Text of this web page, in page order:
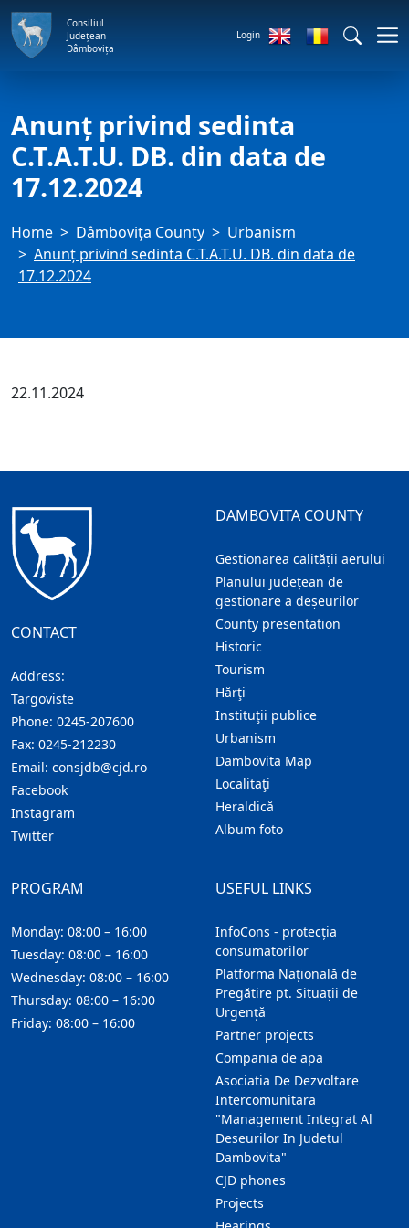
Consiliul
Județean
Dâmbovița
Login
Anunț privind sedinta
C.T.A.T.U. DB. din data de
17.12.2024
Home Dâmbovița County
Urbanism
Anunț privind sedinta C.T.A.T.U. DB. din data de
17.12.2024
22.11.2024
CONTACT
Address:
Targoviste
Phone: 0245-207600
Fax: 0245-212230
Email: consjdb@cjd.ro
Facebook
Instagram
Twitter
DAMBOVITA COUNTY
Gestionarea calității aerului
Planului județean de
gestionare a deșeurilor
County presentation
Historic
Tourism
Hărţi
Instituţii publice
Urbanism
Dambovita Map
Localitaţi
Heraldică
Album foto
USEFUL LINKS
InfoCons - protecția
consumatorilor
Platforma Națională de
Pregătire pt. Situații de
Urgență
Partner projects
Compania de apa
Asociatia De Dezvoltare
Intercomunitara
"Management Integrat Al
Deseurilor In Judetul
Dambovita"
CJD phones
Projects
PROGRAM
Monday: 08:00 – 16:00
Tuesday: 08:00 – 16:00
Wednesday: 08:00 – 16:00
Thursday: 08:00 – 16:00
Friday: 08:00 – 16:00